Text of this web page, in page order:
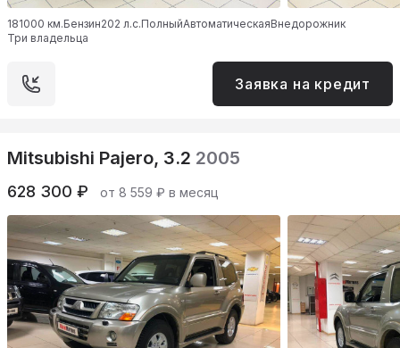
181000 км.Бензин202 л.с.ПолныйАвтоматическаяВнедорожник
Три владельца
Заявка на кредит
Mitsubishi Pajero, 3.2 2005
628 300 ₽ от 8 559 ₽ в месяц